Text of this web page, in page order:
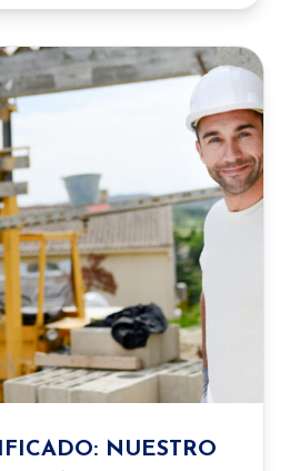
constructores de
y líderes de la
NUESTRO